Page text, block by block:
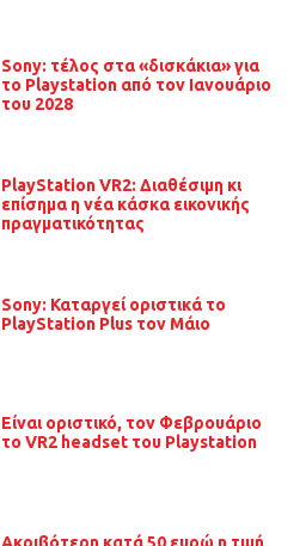
Sony: τέλος στα «δισκάκια» για
το Playstation από τον Ιανουάριο
του 2028
PlayStation VR2: Διαθέσιμη κι
επίσημα η νέα κάσκα εικονικής
πραγματικότητας
Sony: Καταργεί οριστικά το
PlayStation Plus τον Μάιο
Είναι οριστικό, τον Φεβρουάριο
το VR2 headset του Playstation
Ακριβότερη κατά 50 ευρώ η τιμή